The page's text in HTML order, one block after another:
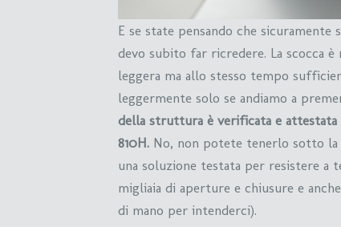
E se state pensando che
devo subito far ricredere. La scocca è
leggera ma allo stesso tempo
leggermente solo se andiamo a
della struttura è verificata e
810H. No, non potete tenerlo sotto
una soluzione testata per resistere a
migliaia di aperture e chiusure e
di mano per intenderci).